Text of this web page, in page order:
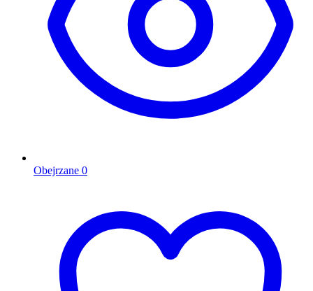
Obejrzane 0